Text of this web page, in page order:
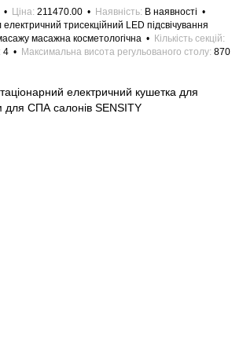
Ціна 211470.00 Наявність В наявності
трисекційний LED підсвічування
масажна косметологічна
Кількість секцій
4 Максимальна висота регульованого столу 870